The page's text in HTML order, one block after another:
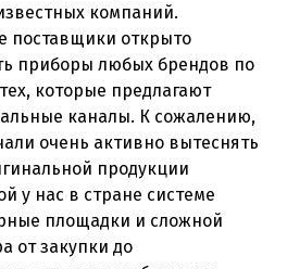
компаний.
поставщики открыто
приборы любых брендов по
которые предлагают
каналы. К сожалению,
очень активно вытеснять
продукции
у нас в стране системе
площадки и сложной
от закупки до